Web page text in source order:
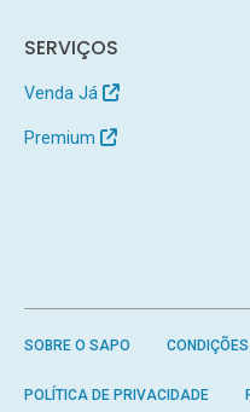
SERVIÇOS
Venda Já
Premium
SOBRE O SAPO
POLÍTICA DE PRIVACIDADE